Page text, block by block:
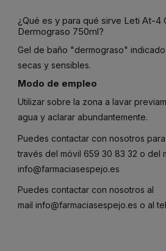
¿Qué es y para qué sirve Leti At-4
Dermograso 750ml?
Gel de baño "dermograso"
secas y sensibles.
Modo de empleo
Utilizar sobre la zona a lavar
agua y aclarar abundantemente.
Puedes contactar con nosotros
través del móvil 659 30 83 32 o del
info@farmaciasespejo.es
Puedes contactar con nosotros al
mail info@farmaciasespejo.es o al